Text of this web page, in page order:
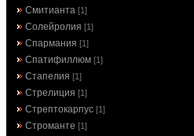
Смитианта [1]
Солейролия [1]
Спармания [1]
Спатифиллюм [1]
Стапелия [1]
Стрелиция [1]
Стрептокарпус [1]
Строманте [1]